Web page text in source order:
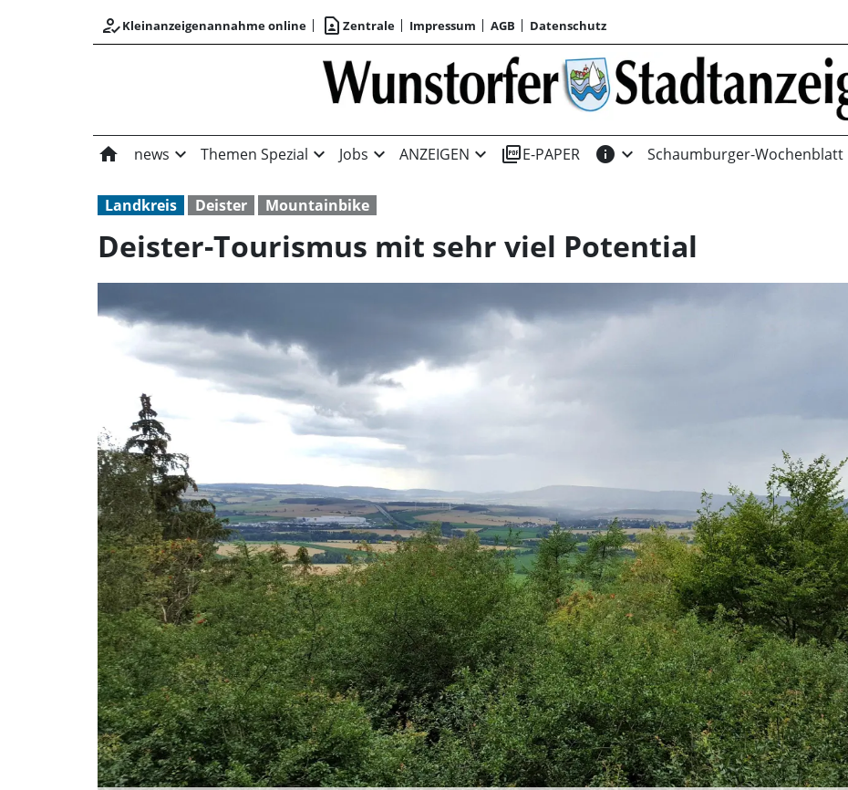
how_to_regKleinanzeigenannahme online contact_page Zentrale Impressum AGB Datenschutz
home news expand_more Themen Spezial expand_more Jobs expand_more ANZEIGEN expand_more picture_as_pdfE-PAPER info expand_more Schaumburger-Wochenblatt
Landkreis Deister Mountainbike
Deister-Tourismus mit sehr viel Potential